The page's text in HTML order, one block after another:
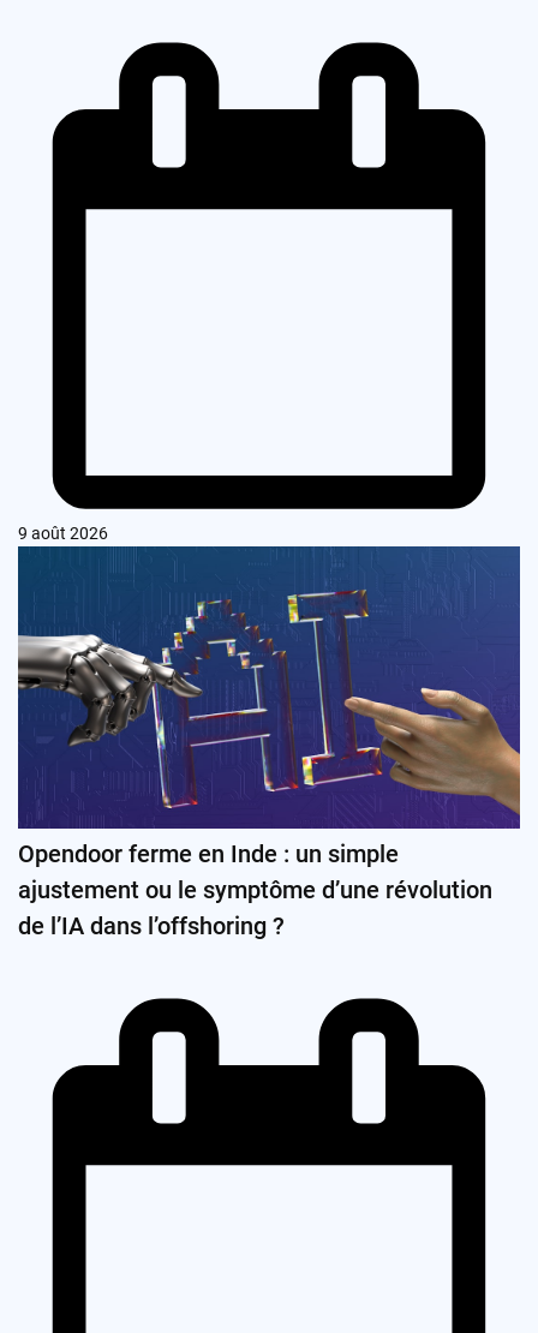
9 août 2026
Opendoor ferme en Inde : un simple
ajustement ou le symptôme d’une révolution
de l’IA dans l’offshoring ?